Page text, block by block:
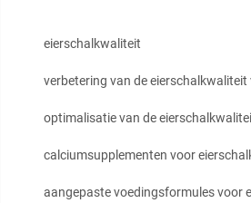
eierschalkwaliteit
verbetering van de eierschalkwaliteit
optimalisatie van de
calciumsupplementen voor
aangepaste voedingsformules voor